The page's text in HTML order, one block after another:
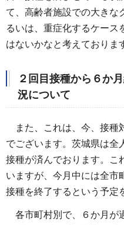
て、高齢者施設での大きな
るいは、重症化するケース
はないかなと考えておりま
２回目接種から６か
況について
また、これは、今、接種
でございます。茨城県は全
接種が済んでおります。こ
いますが、今月中には全市
接種を終了するという予定
各市町村別で、６か月が